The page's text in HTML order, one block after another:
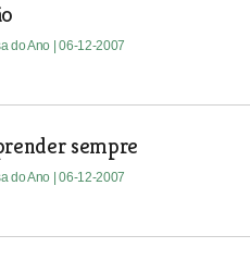
do Ano | 06-12-2007
sempre
do Ano | 06-12-2007